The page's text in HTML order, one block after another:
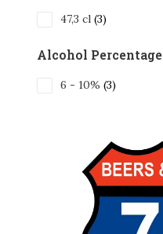
47,3 cl (3)
Alcohol Percentage
6 - 10% (3)